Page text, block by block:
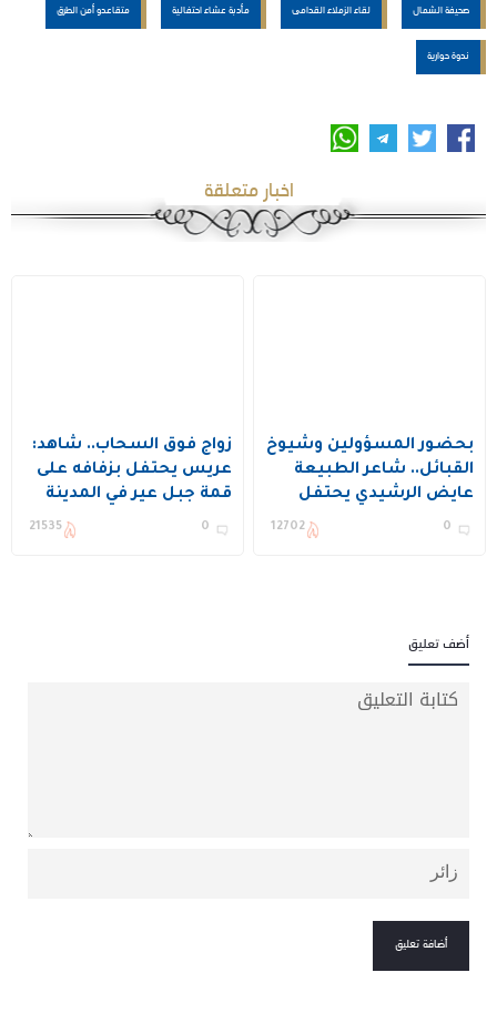
صحيفة الشمال لقاء الزملاء القدامى مأدبة عشاء احتفالية متقاعدو أمن الطرق
ندوة حوارية
اخبار متعلقة
بحضور المسؤولين وشيوخ
القبائل.. شاعر الطبيعة
عايض الرشيدي يحتفل
بزواج نجله محمد في
0
12702
زواج فوق السحاب.. شاهد:
عريس يحتفل بزفافه على
قمة جبل عير في المدينة
المنورة
0
21535
أضف تعليق